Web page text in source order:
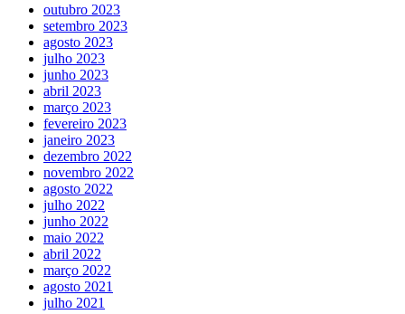
outubro 2023
setembro 2023
agosto 2023
julho 2023
junho 2023
abril 2023
março 2023
fevereiro 2023
janeiro 2023
dezembro 2022
novembro 2022
agosto 2022
julho 2022
junho 2022
maio 2022
abril 2022
março 2022
agosto 2021
julho 2021